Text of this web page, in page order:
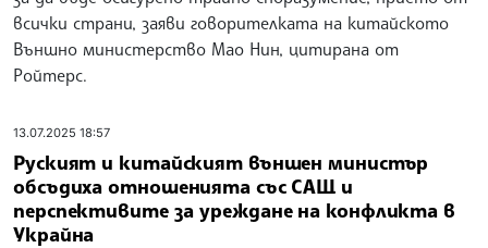
всички страни, заяви говорителката на китайското
Външно министерство Мао Нин, цитирана от
Ройтерс.
13.07.2025 18:57
Руският и китайският външен министър
обсъдиха отношенията със САЩ и
перспективите за уреждане на конфликта в
Украйна